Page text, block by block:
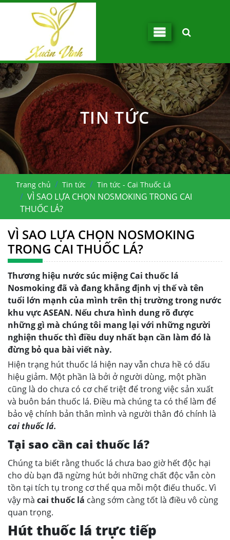
TIN TỨC
Trang chủ Tin tức Tin tức - Cai Thuốc Lá
VÌ SAO LỰA CHỌN NOSMOKING TRONG CAI
THUỐC LÁ?
VÌ SAO LỰA CHỌN NOSMOKING
TRONG CAI THUỐC LÁ?
Thương hiệu nước súc miệng Cai thuốc lá
Nosmoking đã và đang khẳng định vị thế và tên
tuổi lớn mạnh của mình trên thị trường trong nước
khu vực ASEAN. Nếu chưa hình dung rõ được
những gì mà chúng tôi mang lại với những người
nghiện thuốc thì điều duy nhất bạn cần làm đó là
đừng bỏ qua bài viết này.
Hiện trạng hút thuốc lá hiện nay vẫn chưa hề có dấu
hiệu giảm. Một phần là bởi ở người dùng, một phần
cũng là do chưa có cơ chế triệt để trong việc sản xuất
và buôn bán thuốc lá. Điều mà chúng ta có thể làm để
bảo vệ chính bản thân mình và người thân đó chính là
cai thuốc lá.
Tại sao cần cai thuốc lá?
Chúng ta biết rằng thuốc lá chưa bao giờ hết độc hại
cho dù bạn đã ngừng hút bởi những chất độc vẫn còn
tồn tại tích tụ trong cơ thể qua mỗi một điếu thuốc. Vì
vậy mà cai thuốc lá càng sớm càng tốt là điều vô cùng
quan trọng.
Hút thuốc lá trực tiếp